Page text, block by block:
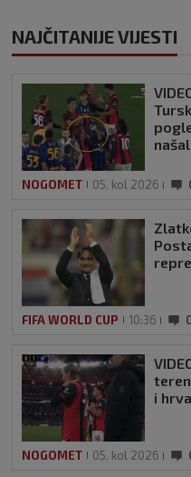
NAJČITANIJE VIJESTI
NOGOMET 05. kol 2026
FIFA WORLD CUP 10:36
i
NOGOMET 05. kol 2026